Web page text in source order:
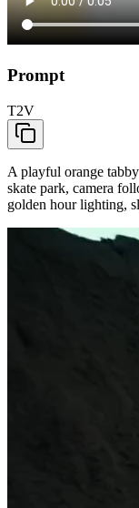
Prompt
T2V
A playful orange
skate park, camera
golden hour lighting,